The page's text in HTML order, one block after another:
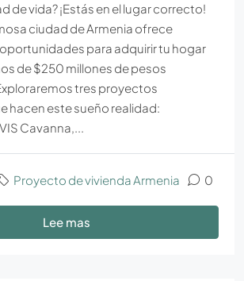
de vida? ¡Estás en el lugar correcto!
ciudad de Armenia ofrece
para adquirir tu hogar
de $250 millones de pesos
tres proyectos
hacen este sueño realidad:
Cavanna,...
Proyecto de vivienda Armenia 0
Lee mas